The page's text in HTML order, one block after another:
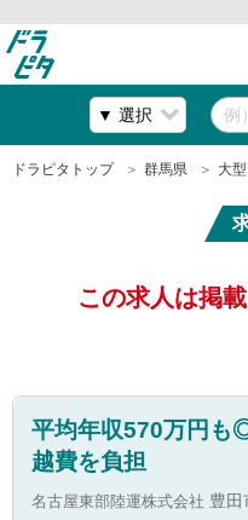
ドラピタトップ 群馬県 大
この求人は掲
平均年収570万円も
越費を負担
名古屋東部陸運株式会社 豊田